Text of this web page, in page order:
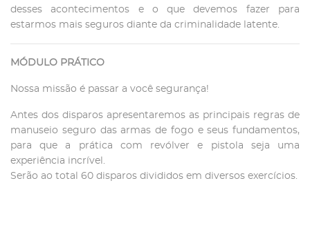
desses acontecimentos e o que devemos fazer para
estarmos mais seguros diante da criminalidade latente.
MÓDULO PRÁTICO
Nossa missão é passar a você segurança!
Antes dos disparos apresentaremos as principais regras de
manuseio seguro das armas de fogo e seus fundamentos,
para que a prática com revólver e pistola seja uma
experiência incrível.
Serão ao total 60 disparos divididos em diversos exercícios.